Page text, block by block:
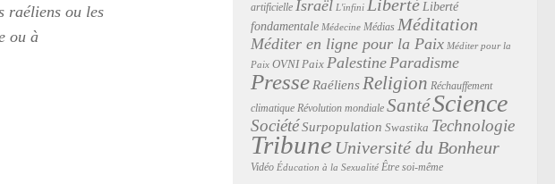
raéliens ou les
ou à
artificielle Israël L'infini Liberté Liberté
fondamentale Médecine Médias Méditation
Méditer en ligne pour la Paix Méditer pour la
Paix OVNI Paix PalestineParadisme
PresseRaéliens Religion Réchauffement
climatique Révolution mondiale SantéScience
SociétéSurpopulation Swastika Technologie
Tribune Université du Bonheur
Vidéo Éducation à la Sexualité Être soi-même